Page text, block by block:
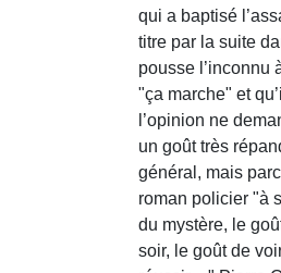
qui a baptisé
titre par la suite
pousse l’inconnu
"ça marche" et
l’opinion ne
un goût très
général, mais
roman policier "à
du mystère, le
soir, le goût de